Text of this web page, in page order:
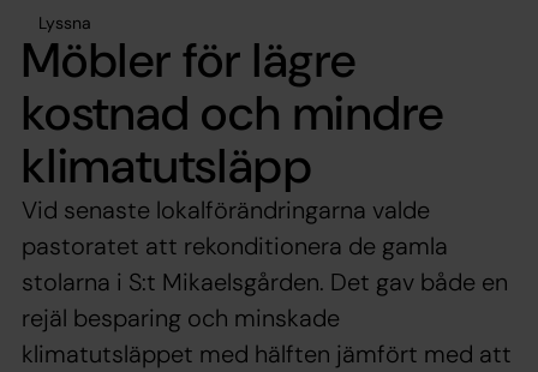
Lyssna
Möbler för lägre
kostnad och mindre
klimatutsläpp
Vid senaste lokalförändringarna valde
pastoratet att rekonditionera de gamla
stolarna i S:t Mikaelsgården. Det gav både en
rejäl besparing och minskade
klimatutsläppet med hälften jämfört med att